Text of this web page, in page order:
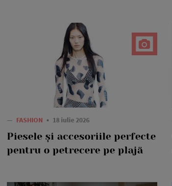
— FASHION 18 iulie 2026
Piesele și accesoriile perfecte
pentru o petrecere pe plajă